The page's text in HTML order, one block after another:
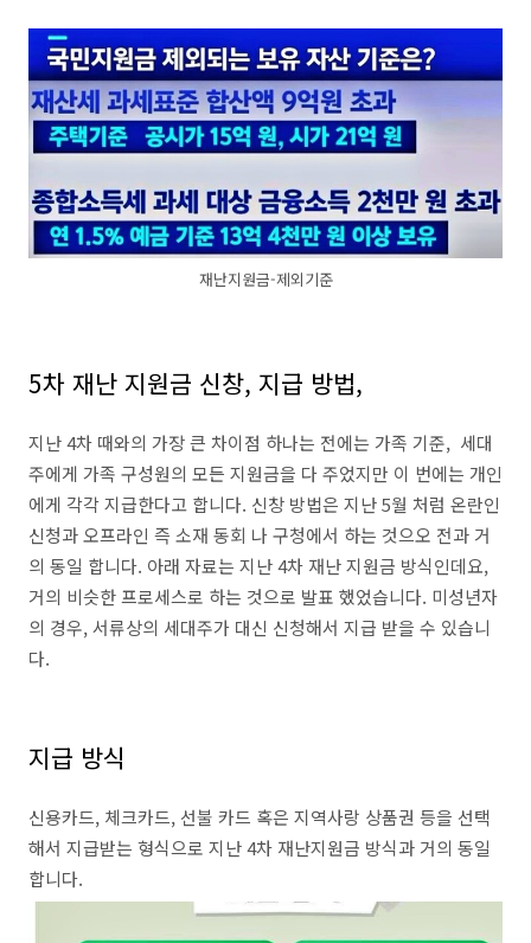
재난지원금-제외기준
5차 재난 지원금 신창, 지급 방법,
지난 4차 때와의 가장 큰 차이점 하나는 전에는 가족 기준, 세대
주에게 가족 구성원의 모든 지원금을 다 주었지만 이 번에는 개인
에게 각각 지급한다고 합니다. 신창 방법은 지난 5월 처럼 온란인
신청과 오프라인 즉 소재 동회 나 구청에서 하는 것으오 전과 거
의 동일 합니다. 아래 자료는 지난 4차 재난 지원금 방식인데요,
거의 비슷한 프로세스로 하는 것으로 발표 했었습니다. 미성년자
의 경우, 서류상의 세대주가 대신 신청해서 지급 받을 수 있습니
다.
지급 방식
신용카드, 체크카드, 선불 카드 혹은 지역사랑 상품권 등을 선택
해서 지급받는 형식으로 지난 4차 재난지원금 방식과 거의 동일
합니다.